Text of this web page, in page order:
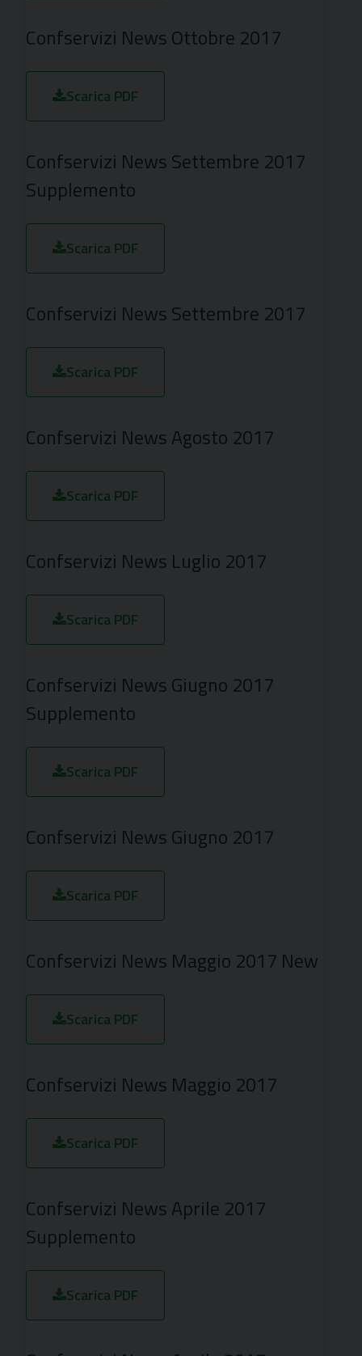
Confservizi News Ottobre 2017
Scarica PDF
Confservizi News Settembre 2017
Supplemento
Scarica PDF
Confservizi News Settembre 2017
Scarica PDF
Confservizi News Agosto 2017
Scarica PDF
Confservizi News Luglio 2017
Scarica PDF
Confservizi News Giugno 2017
Supplemento
Scarica PDF
Confservizi News Giugno 2017
Scarica PDF
Confservizi News Maggio 2017 New
Scarica PDF
Confservizi News Maggio 2017
Scarica PDF
Confservizi News Aprile 2017
Supplemento
Scarica PDF